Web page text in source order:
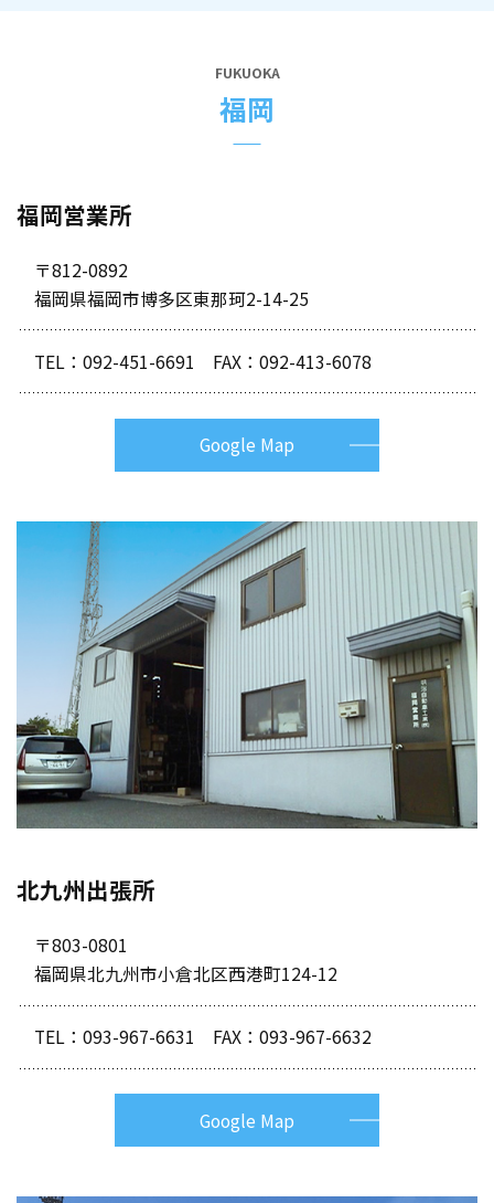
FUKUOKA
福岡
福岡営業所
〒812-0892
福岡県福岡市博多区東那珂2-14-25
TEL： 092-451-6691 FAX：092-413-6078
Google Map
北九州出張所
〒803-0801
福岡県北九州市小倉北区西港町124-12
TEL： 093-967-6631 FAX：093-967-6632
Google Map